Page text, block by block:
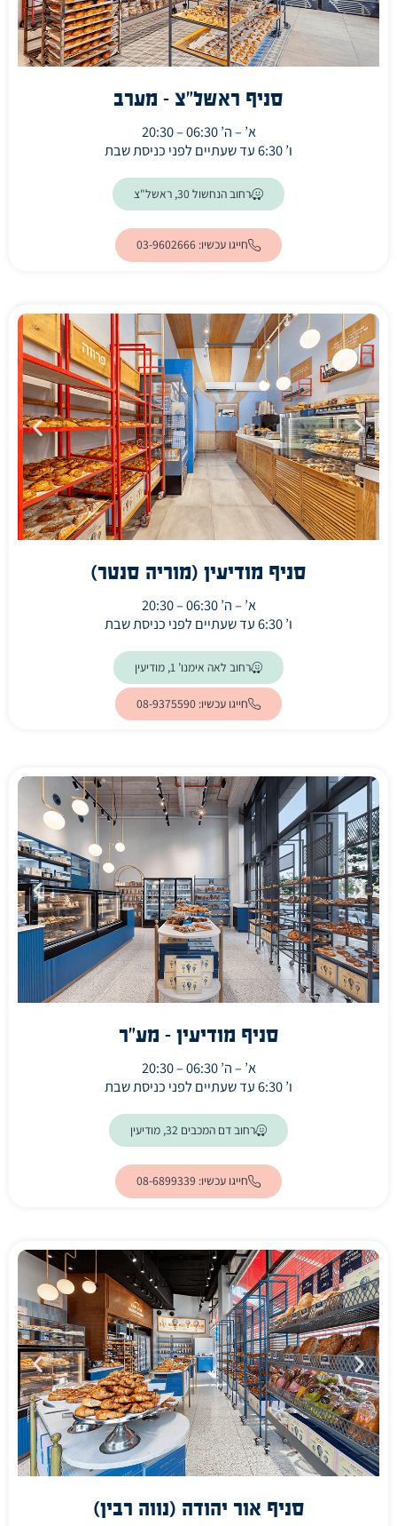
סניף ראשל"צ - מערב
א’ – ה’ 06:30 – 20:30
ו’ 6:30 עד שעתיים לפני כניסת שבת
רחוב הנחשול 30, ראשל"צ (ייפתח בלשונית חדשה)
חייגו עכשיו: 03-9602666
סניף מודיעין (מוריה סנטר)
א’ – ה’ 06:30 – 20:30
ו’ 6:30 עד שעתיים לפני כניסת שבת
רחוב לאה אימנו’ 1, מודיעין (ייפתח בלשונית חדשה)
חייגו עכשיו: 08-9375590
סניף מודיעין - מע"ר
א’ – ה’ 06:30 – 20:30
ו’ 6:30 עד שעתיים לפני כניסת שבת
רחוב דם המכבים 32, מודיעין (ייפתח בלשונית חדשה)
חייגו עכשיו: 08-6899339
סניף אור יהודה (נווה רבין)